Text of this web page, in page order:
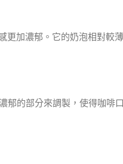
更加濃郁。它的奶泡相對較
郁的部分來調製，使得咖啡